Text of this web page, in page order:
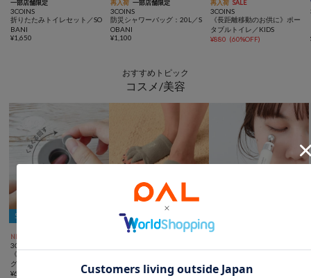
一部店舗限定
3COINS
折りたたみトイレセット／SO
BANI
¥1,650
再入荷 一部店舗限定
3COINS
防災シャワーバッグ：20L／S
OBANI
¥1,100
再入荷 SALE
3COINS
《長距離移動のお供に》ポー
タブルトイレ／KIDS
¥880 (60%OFF)
おすすめトピック
コスメ/美容
5％OFFクーポン
NEW
3COINS
《ビー玉ネイルが作れる》マ
グネイルメーカー／and us
¥660
5％OFFクーポン

¥
880